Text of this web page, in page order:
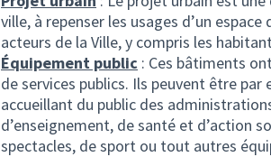
ville, à repenser les usages d’un
acteurs de la Ville, y compris les
Équipement public : Ces bâtiments
de services publics. Ils peuvent être par
accueillant du public des
d’enseignement, de santé et d’action
spectacles, de sport ou tout autres